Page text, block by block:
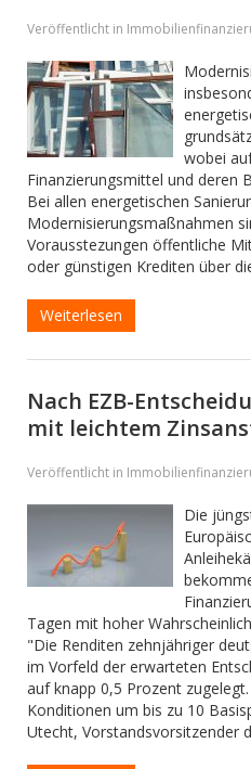
Veröffentlicht in
wobei
Finanzierungsmittel und deren
Bei allen energetischen
Modernisierungsmaßnahmen
Vorausstezungen öffentliche
oder günstigen Krediten über
Weiterlesen
Nach EZB-
mit leichtem
Veröffentlicht in
Die
Tagen mit hoher
"Die Renditen zehnjähriger
im Vorfeld der erwarteten
auf knapp 0,5 Prozent
Konditionen um bis zu 10
Utecht, Vorstandsvorsitzender